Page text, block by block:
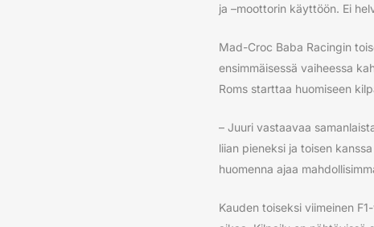
ja –moottorin käyttöön. Ei
Mad-Croc Baba Racingin
ensimmäisessä vaiheessa
Roms starttaa huomiseen
– Juuri vastaavaa
liian pieneksi ja toisen
huomenna ajaa
Kauden toiseksi viimeinen